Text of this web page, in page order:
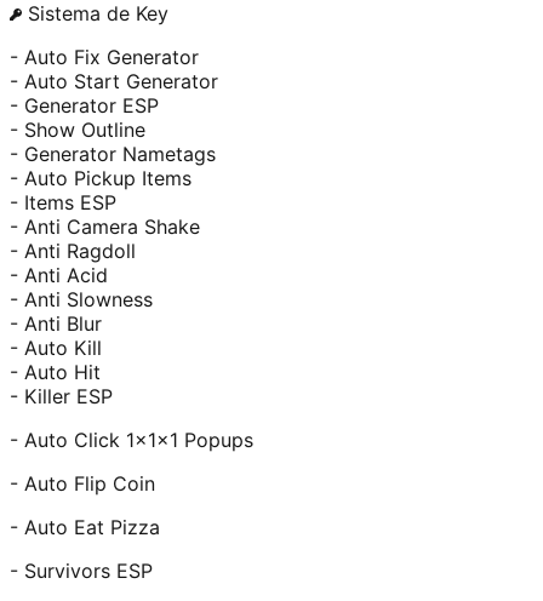
Sistema de Key
- Auto Fix Generator
- Auto Start Generator
- Generator ESP
- Show Outline
- Generator Nametags
- Auto Pickup Items
- Items ESP
- Anti Camera Shake
- Anti Ragdoll
- Anti Acid
- Anti Slowness
- Anti Blur
- Auto Kill
- Auto Hit
- Killer ESP
- Auto Click 1x1x1 Popups
- Auto Flip Coin
- Auto Eat Pizza
- Survivors ESP